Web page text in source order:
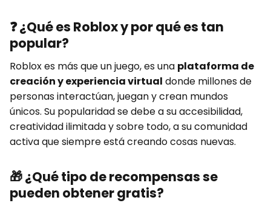
❓¿Qué es Roblox y por qué es tan
popular?
Roblox es más que un juego, es una plataforma de
creación y experiencia virtual donde millones de
personas interactúan, juegan y crean mundos
únicos. Su popularidad se debe a su accesibilidad,
creatividad ilimitada y sobre todo, a su comunidad
activa que siempre está creando cosas nuevas.
🎁¿Qué tipo de recompensas se
pueden obtener gratis?